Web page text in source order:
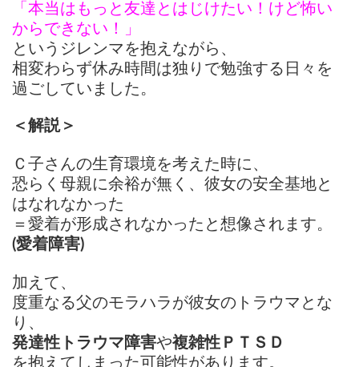
「本当はもっと友達とはじけたい！けど怖い
からできない！」
というジレンマを抱えながら、
相変わらず休み時間は独りで勉強する 日々を
過ごしていました。
＜解説＞
Ｃ子さんの生育環境を考えた時に、
恐らく母親に余裕が無く、 彼女の安全基地と
はなれなかった
＝愛着が形成されなかった と想像されます。
(愛着障害)
加えて、
度重なる父のモラハラが彼女のトラウマとな
り、
発達性トラウマ障害や複雑性ＰＴＳＤ
を抱えてしまった可能性があります。